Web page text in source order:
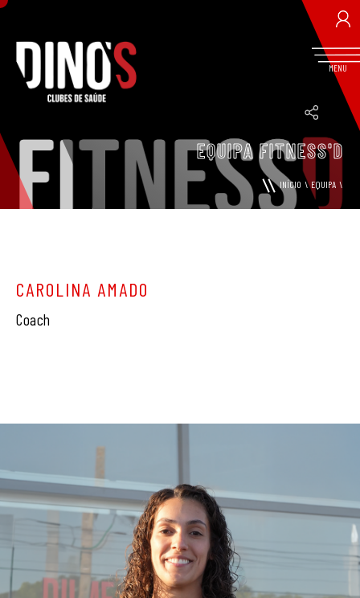
RECUPERAR PASSWORD
MENU
EQUIPA FITNESS'D
INÍCIO \ EQUIPA \
CAROLINA AMADO
Coach